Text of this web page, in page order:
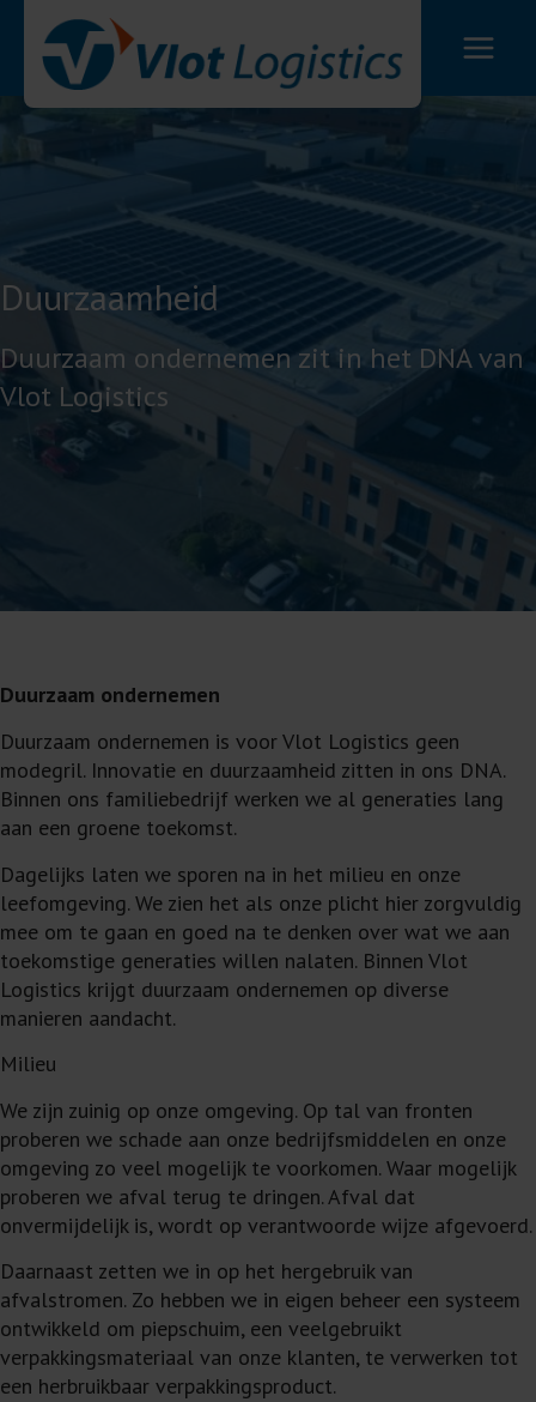
inhoud
Duurzaamheid
Duurzaam ondernemen zit in het DNA van
Vlot Logistics
Duurzaam ondernemen
Duurzaam ondernemen is voor Vlot Logistics geen
modegril. Innovatie en duurzaamheid zitten in ons DNA.
Binnen ons familiebedrijf werken we al generaties lang
aan een groene toekomst.
Dagelijks laten we sporen na in het milieu en onze
leefomgeving. We zien het als onze plicht hier zorgvuldig
mee om te gaan en goed na te denken over wat we aan
toekomstige generaties willen nalaten. Binnen Vlot
Logistics krijgt duurzaam ondernemen op diverse
manieren aandacht.
Milieu
We zijn zuinig op onze omgeving. Op tal van fronten
proberen we schade aan onze bedrijfsmiddelen en onze
omgeving zo veel mogelijk te voorkomen. Waar mogelijk
proberen we afval terug te dringen. Afval dat
onvermijdelijk is, wordt op verantwoorde wijze afgevoerd.
Daarnaast zetten we in op het hergebruik van
afvalstromen. Zo hebben we in eigen beheer een systeem
ontwikkeld om piepschuim, een veelgebruikt
verpakkingsmateriaal van onze klanten, te verwerken tot
een herbruikbaar verpakkingsproduct.